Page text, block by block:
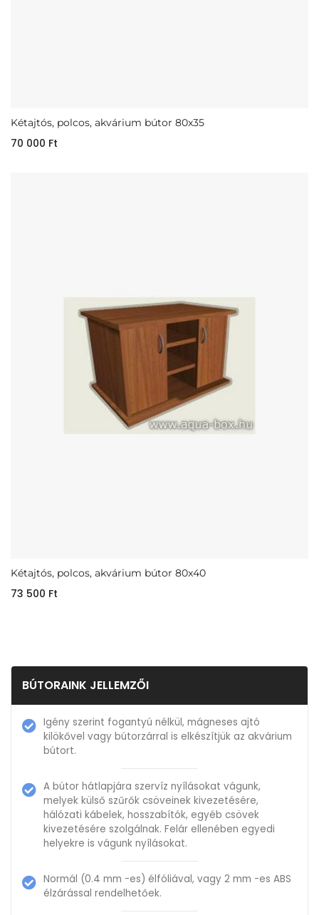
Kétajtós, polcos, akvárium bútor 80x35
70 000 Ft
Kétajtós, polcos, akvárium bútor 80x40
73 500 Ft
BÚTORAINK JELLEMZŐI
Igény szerint fogantyú nélkül, mágneses ajtó
kilökővel vagy bútorzárral is elkészítjük az akvárium
bútort.
A bútor hátlapjára szervíz nyílásokat vágunk,
melyek külső szűrők csöveinek kivezetésére,
hálózati kábelek, hosszabítók, egyéb csövek
kivezetésére szolgálnak. Felár ellenében egyedi
helyekre is vágunk nyílásokat.
Normál (0.4 mm -es) élfóliával, vagy 2 mm -es ABS
élzárással rendelhetőek.